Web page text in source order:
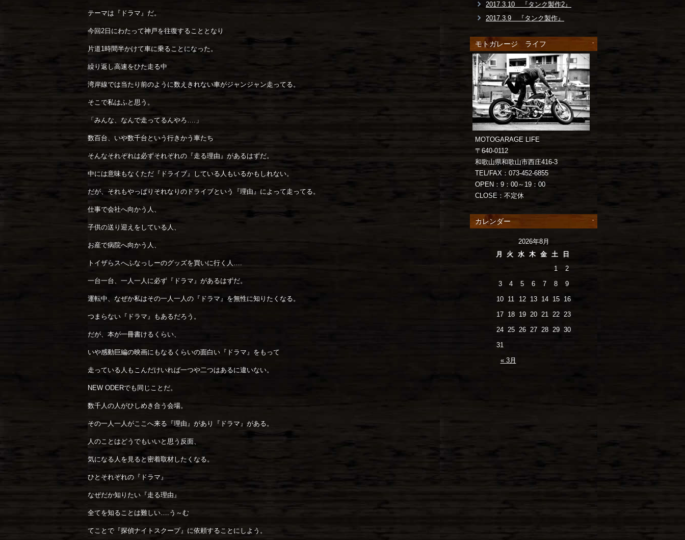
テーマは『ドラマ』だ。
今回2日にわたって神戸を往復することとなり
片道1時間半かけて車に乗ることになった。
繰り返し高速をひた走る中
湾岸線では当たり前のように数えきれない車がジャンジャン走ってる。
そこで私はふと思う。
「みんな、なんで走ってるんやろ….」
数百台、いや数千台という行きかう車たち
そんなそれぞれは必ずそれぞれの『走る理由』があるはずだ。
中には意味もなくただ『ドライブ』している人もいるかもしれない。
だが、それもやっぱりそれなりのドライブという『理由』によって走ってる。
仕事で会社へ向かう人、
子供の送り迎えをしている人、
お産で病院へ向かう人、
トイザらスへふなっしーのグッズを買いに行く人….
一台一台、一人一人に必ず『ドラマ』があるはずだ。
運転中、なぜか私はその一人一人の『ドラマ』を無性に知りたくなる。
つまらない『ドラマ』もあるだろう。
だが、本が一冊書けるくらい、
いや感動巨編の映画にもなるくらいの面白い『ドラマ』をもって
走っている人もこんだけいれば一つや二つはあるに違いない。
NEW ODERでも同じことだ。
数千人の人がひしめき合う会場。
その一人一人がここへ来る『理由』があり『ドラマ』がある。
人のことはどうでもいいと思う反面、
気になる人を見ると密着取材したくなる。
ひとそれぞれの『ドラマ』
なぜだか知りたい『走る理由』
全てを知ることは難しい….う～む
てことで『探偵ナイトスクープ』に依頼することにしよう。
2017.3.10 『タンク製作2』
2017.3.9 『タンク製作』
モトガレージ ライフ
MOTOGARAGE LIFE
〒640-0112
和歌山県和歌山市西庄416-3
TEL/FAX：073-452-6855
OPEN：9：00～19：00
CLOSE：不定休
カレンダー
2026年8月
月
火 水 木 金 土 日
« 3月
1
2
3
4 5 6 7 8
9
10 11 12 13 14 15
16
17 18 19 20 21 22 23
24 25 26 27 28 29 30
31